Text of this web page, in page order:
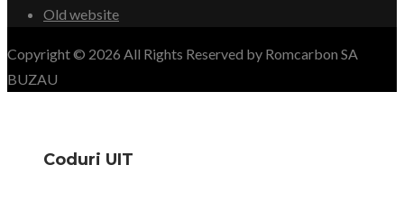
Old website
Copyright © 2026 All Rights Reserved by Romcarbon SA
BUZAU
Coduri UIT